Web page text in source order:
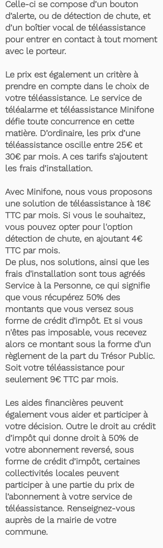
Celle-ci se compose d’un bouton
d’alerte, ou de détection de chute, et
d’un boîtier vocal de téléassistance
pour entrer en contact à tout moment
avec le porteur.
Le prix est également un critère à
prendre en compte dans le choix de
votre téléassistance. Le service de
téléalarme et téléassistance Minifone
défie toute concurrence en cette
matière. D’ordinaire, les prix d’une
téléassistance oscille entre 25€ et
30€ par mois. A ces tarifs s’ajoutent
les frais d’installation.
Avec Minifone, nous vous proposons
une solution de téléassistance à 18€
TTC par mois. Si vous le souhaitez,
vous pouvez opter pour l'option
détection de chute, en ajoutant 4€
TTC par mois.
De plus, nos solutions, ainsi que les
frais d'installation sont tous agréés
Service à la Personne, ce qui signifie
que vous récupérez 50% des
montants que vous versez sous
forme de crédit d'impôt. Et si vous
n'êtes pas imposable, vous recevez
alors ce montant sous la forme d'un
règlement de la part du Trésor Public.
Soit votre téléassistance pour
seulement 9€ TTC par mois.
Les aides financières peuvent
également vous aider et participer à
votre décision. Outre le droit au crédit
d’impôt qui donne droit à 50% de
votre abonnement reversé, sous
forme de crédit d’impôt, certaines
collectivités locales peuvent
participer à une partie du prix de
l’abonnement à votre service de
téléassistance. Renseignez-vous
auprès de la mairie de votre
commune.